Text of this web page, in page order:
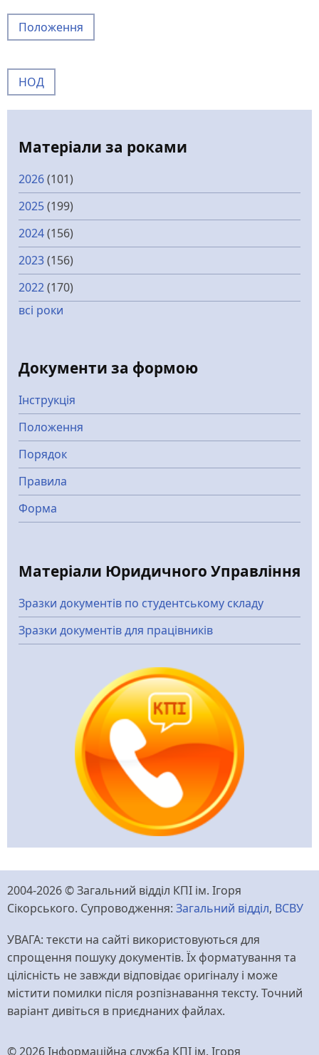
Положення
НОД
Матеріали за роками
2026(101)
2025(199)
2024(156)
2023(156)
2022(170)
всі роки
Документи за формою
Інструкція
Положення
Порядок
Правила
Форма
Матеріали Юридичного Управління
Зразки документів по студентському складу
Зразки документів для працівників
2004-2026 © Загальний відділ КПІ ім. Ігоря
Сікорського. Супроводження: Загальний відділ, ВСВУ
УВАГА: тексти на сайті використовуються для
спрощення пошуку документів. Їх форматування та
цілісність не завжди відповідає оригіналу і може
містити помилки після розпізнавання тексту. Точний
варіант дивіться в приєднаних файлах.
© 2026 Інформаційна служба КПІ ім. Ігоря